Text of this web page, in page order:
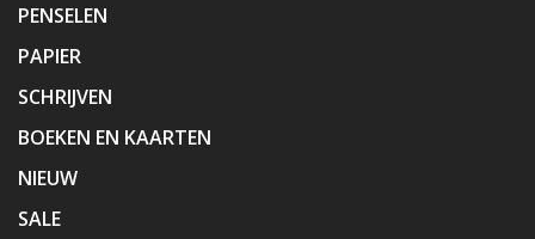
PENSELEN
PAPIER
SCHRIJVEN
BOEKEN EN KAARTEN
NIEUW
SALE